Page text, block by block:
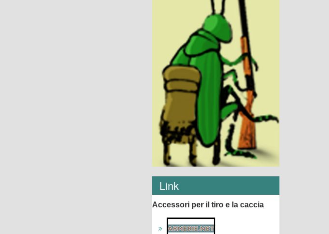
Link
Accessori per il tiro e la caccia